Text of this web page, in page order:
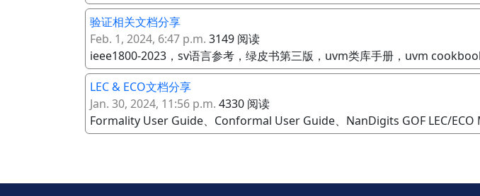
验证相关文档分享
Feb. 1, 2024, 6:47 p.m. 3149 阅读
ieee1800-2023，sv语言参考，绿皮书第三版，uvm类库手册，uvm
LEC & ECO文档分享
Jan. 30, 2024, 11:56 p.m. 4330 阅读
Formality User Guide、Conformal User Guide、NanDigits GOF LEC/ECO